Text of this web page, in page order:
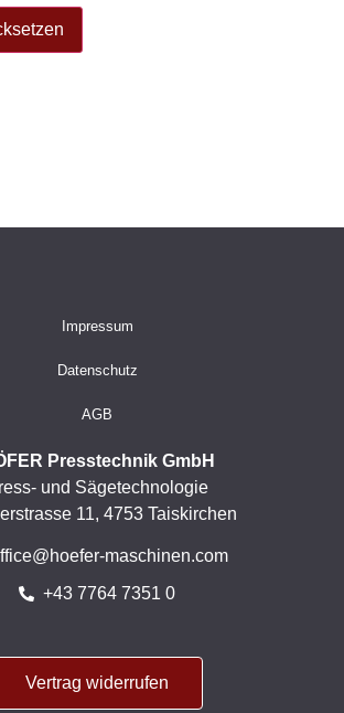
Impressum
Datenschutz
AGB
Presstechnik GmbH
und Sägetechnologie
11, 4753 Taiskirchen
maschinen.com
+43 7764 7351 0
Vertrag widerrufen